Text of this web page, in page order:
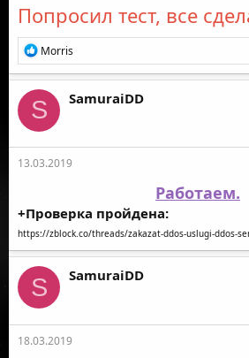
Попросил тест, все
Р
е
а
к
ц
и
и
:
Morris
S SamuraiDD
13.03.2019
Работаем.
+Проверка пройдена:
https://zblock.co/threads/zakazat-ddos-uslugi-ddos-
S SamuraiDD
18.03.2019